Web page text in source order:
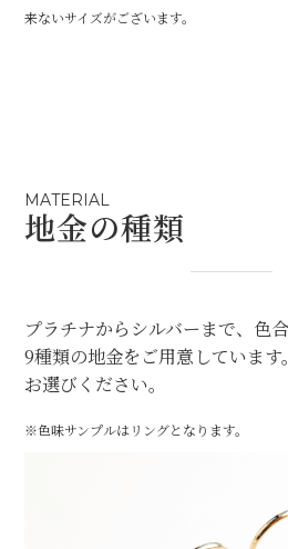
来ないサイズがございます。
MATERIAL
地金の種類
プラチナからシルバーまで、色
9種類の地金をご用意していま
お選びください。
※色味サンプルはリングとなります。